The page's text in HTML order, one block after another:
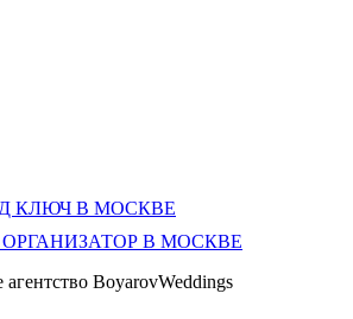
КЛЮЧ В МОСКВЕ
В МОСКВЕ
BoyarovWeddings